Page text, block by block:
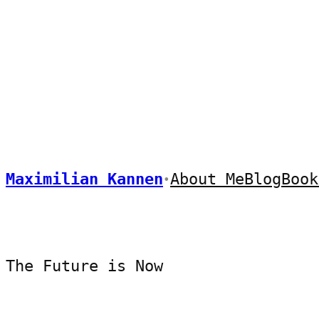
Maximilian Kannen•About MeBlog
The Future is Now